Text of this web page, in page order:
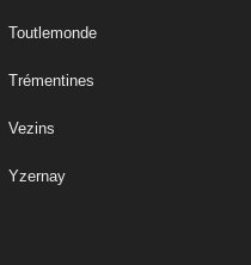
Toutlemonde
Trémentines
Vezins
Yzernay